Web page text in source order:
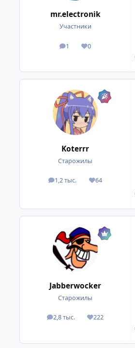
mr.electronik
Участники
1
посты 0
Репутация
Koterrr
Старожилы
1,2 тыс.
посты 64
Репутация
Jabberwocker
Старожилы
2,8 тыс.
посты 222
Репутация